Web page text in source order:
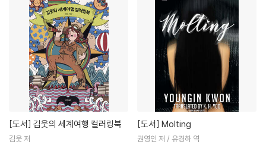
[도서] 김웃의 세계여행 컬러링북
김웃 저
[도서] Molting
권영인 저 / 유경하 역